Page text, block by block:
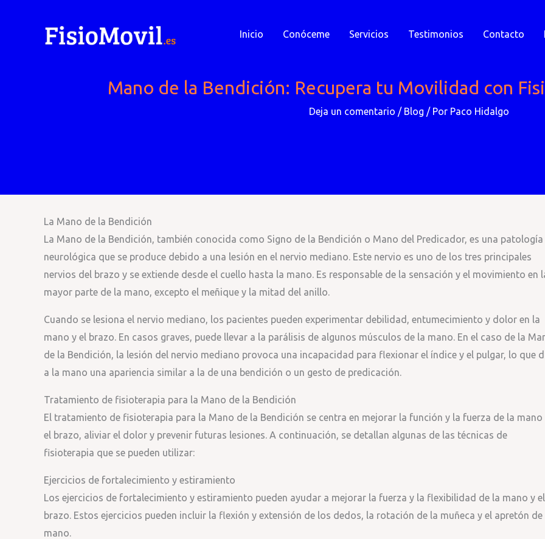
Inicio Conóceme Servicios Testimonios Contacto
Mano de la Bendición: Recupera tu Movilidad con
Deja un comentario / Blog / Por Paco Hidalgo
La Mano de la Bendición
La Mano de la Bendición, también conocida como Signo de la Bendición o Mano del Predicador, es una patología
neurológica que se produce debido a una lesión en el nervio mediano. Este nervio es uno de los tres principales
nervios del brazo y se extiende desde el cuello hasta la mano. Es responsable de la sensación y el movimiento en
mayor parte de la mano, excepto el meñique y la mitad del anillo.
Cuando se lesiona el nervio mediano, los pacientes pueden experimentar debilidad, entumecimiento y dolor en la
mano y el brazo. En casos graves, puede llevar a la parálisis de algunos músculos de la mano. En el caso de la
de la Bendición, la lesión del nervio mediano provoca una incapacidad para flexionar el índice y el pulgar, lo que
a la mano una apariencia similar a la de una bendición o un gesto de predicación.
Tratamiento de fisioterapia para la Mano de la Bendición
El tratamiento de fisioterapia para la Mano de la Bendición se centra en mejorar la función y la fuerza de la mano
el brazo, aliviar el dolor y prevenir futuras lesiones. A continuación, se detallan algunas de las técnicas de
fisioterapia que se pueden utilizar:
Ejercicios de fortalecimiento y estiramiento
Los ejercicios de fortalecimiento y estiramiento pueden ayudar a mejorar la fuerza y la flexibilidad de la mano y el
brazo. Estos ejercicios pueden incluir la flexión y extensión de los dedos, la rotación de la muñeca y el apretón de
mano.